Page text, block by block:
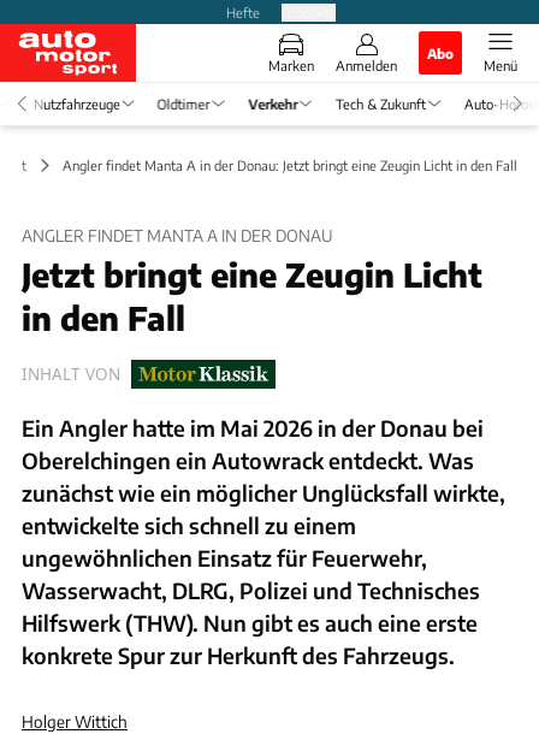
Hefte
Marken Anmelden
Abo
Menü
Nutzfahrzeuge Oldtimer Verkehr Tech & Zukunft Auto-
Angler findet Manta A in der Donau: Jetzt bringt eine Zeugin Licht in den Fall
ANGLER FINDET MANTA A IN DER DONAU
Jetzt bringt eine Zeugin Licht
in den Fall
INHALT VON
Ein Angler hatte im Mai 2026 in der Donau bei
Oberelchingen ein Autowrack entdeckt. Was
zunächst wie ein möglicher Unglücksfall wirkte,
entwickelte sich schnell zu einem
ungewöhnlichen Einsatz für Feuerwehr,
Wasserwacht, DLRG, Polizei und Technisches
Hilfswerk (THW). Nun gibt es auch eine erste
konkrete Spur zur Herkunft des Fahrzeugs.
Holger Wittich